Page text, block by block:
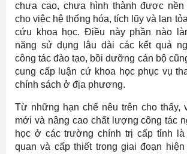
chưa cao, chưa hình thành được nền
cho việc hệ thống hóa, tích lũy và lan
cứu khoa học. Điều này phần nào
năng sử dụng lâu dài các kết quả
công tác đào tạo, bồi dưỡng cán bộ
cung cấp luận cứ khoa học phục vụ
chính sách ở địa phương.
Từ những hạn chế nêu trên cho thấy,
mới và nâng cao chất lượng công tác
học ở các trường chính trị cấp tỉnh là
quan và cấp thiết trong giai đoạn hiện